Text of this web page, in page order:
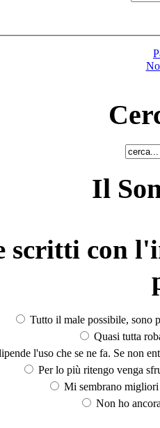
Il
scritti con
Tutto il male possibile, sono
Quasi tutta
l'uso che se ne fa. Se non
Per lo più ritengo venga
Mi sembrano
Non ho